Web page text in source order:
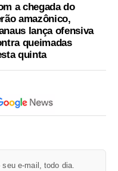
a chegada do
amazônico,
lança ofensiva
queimadas
quinta
seu e-mail, todo dia.